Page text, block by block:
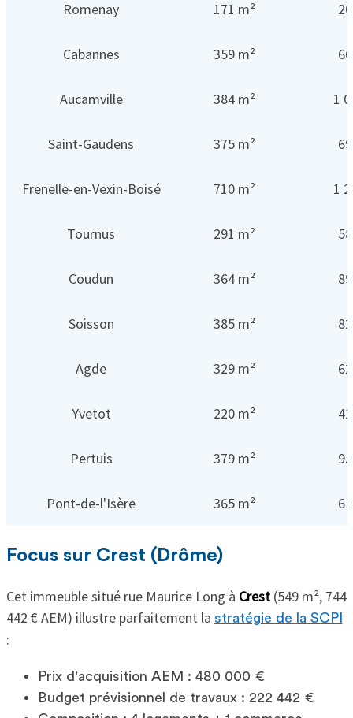
Romenay 171 m²
Cabannes 359 m²
Aucamville 384 m² 1
Saint-Gaudens 375 m²
Frenelle-en-Vexin-Boisé 710 m² 1
Tournus 291 m²
Coudun 364 m²
Soisson 385 m²
Agde 329 m²
Yvetot 220 m²
Pertuis 379 m²
Pont-de-l'Isère 365 m²
Focus sur Crest (Drôme)
Cet immeuble situé rue Maurice Long à Crest(549 m², 744
442 € AEM) illustre parfaitement la stratégie de la SCPI
:
Prix d'acquisition AEM : 480 000 €
Budget prévisionnel de travaux : 222 442 €